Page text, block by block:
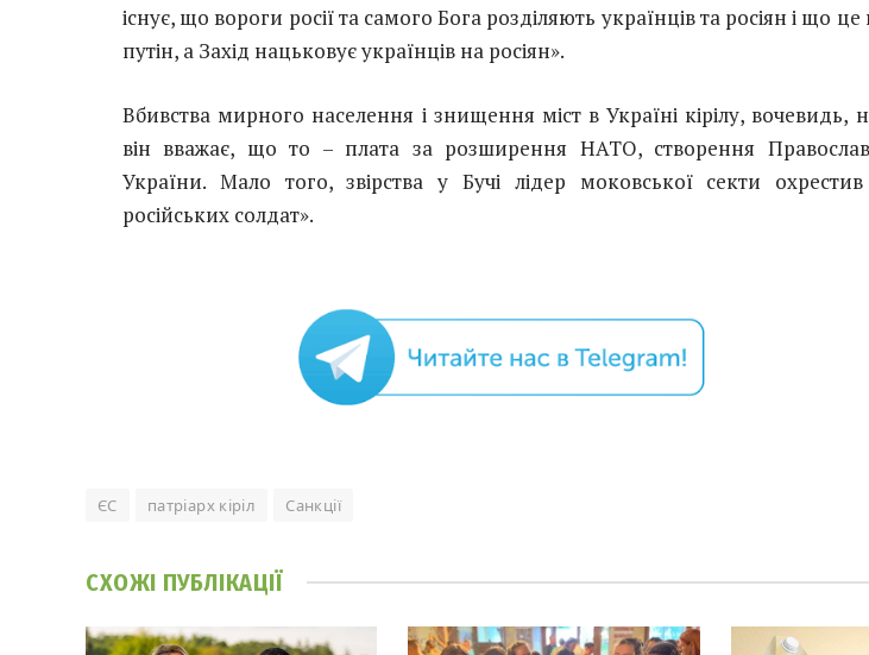
існує, що вороги росії та самого Бога розділяють українців та росіян і що
путін, а Захід нацьковує українців на росіян».
Вбивства мирного населення і знищення міст в Україні кірілу, вочевидь,
він вважає, що то – плата за розширення НАТО, створення
України. Мало того, звірства у Бучі лідер моковської секти
російських солдат».
ЄС патріарх кіріл Санкції
СХОЖІ ПУБЛІКАЦІЇ